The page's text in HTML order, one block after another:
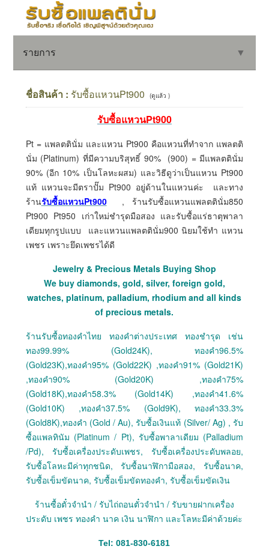
รายการ ▼
▼
ชื่อสินค้า : รับซื้อแหวนPt900 (ดูแล้ว )
รับซื้อแหวนPt900
Pt = แพลตตินั่ม และแหวน Pt900 คือแหวนที่ทำจาก แพลตติ
นั่ม (Platinum) ที่มีความบริสุทธิ์ 90% (900) = มีแพลตตินั่ม
90% (อีก 10% เป็นโลหะผสม) และวิธีดูว่าเป็นแหวน Pt900
แท้ แหวนจะมีตราปั๊ม Pt900 อยู่ด้านในแหวนค่ะ และทาง
ร้านรับซื้อแหวนPt900, ร้านรับซื้อแหวนแพลตตินั่ม850
Pt900 Pt950 เก่าใหม่ชำรุดมือสอง และรับซื้อแร่ธาตุพาลา
เดียมทุกรูปแบบ
และแหวนแพลตตินั่ม900 นิยมใช้ทำ แหวน
เพชร เพราะยึดเพชรได้ดี
Jewelry & Precious Metals Buying Shop
We buy diamonds, gold, silver, foreign gold,
watches, platinum, palladium, rhodium and all kinds
of precious metals.
ร้านรับซื้อทองคำไทย ทองคำต่างประเทศ ทองชำรุด เช่น
ทอง99.99% (Gold24K), ทองคำ96.5%
(Gold23K),ทองคำ95% (Gold22K) ,ทองคำ91% (Gold21K)
,ทองคำ90% (Gold20K) ,ทองคำ75%
(Gold18K),ทองคำ58.3% (Gold14K) ,ทองคำ41.6%
(Gold10K) ,ทองคำ37.5% (Gold9K), ทองคำ33.3%
(Gold8K),ทองคำ (Gold / Au), รับซื้อเงินแท้ (Silver/ Ag) , รับ
ซื้อแพลทินัม (Platinum / Pt), รับซื้อพาลาเดียม (Palladium
/Pd), รับซื้อเครื่องประดับเพชร, รับซื้อเครื่องประดับพลอย,
รับซื้อโลหะมีค่าทุกชนิด, รับซื้อนาฬิกามือสอง, รับซื้อนาค,
รับซื้อเข็มขัดนาค, รับซื้อเข็มขัดทองคำ, รับซื้อเข็มขัดเงิน
ร้านซื้อตั๋วจำนำ / รับไถ่ถอนตั๋วจำนำ / รับขายฝากเครื่อง
ประดับ เพชร ทองคำ นาค เงิน นาฬิกา และโลหะมีค่าด้วยค่ะ
Tel: 081-830-6181